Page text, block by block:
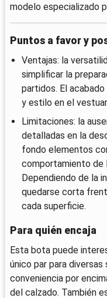
modelo especializado
Puntos a favor y
Ventajas: la
simplificar la
partidos. El
y estilo en el
Limitaciones: la
detalladas en la
fondo elementos
comportamiento de
Dependiendo de la
quedarse corta
cada superficie.
Para quién encaja
Esta bota puede
único par para
conveniencia por
del calzado. También